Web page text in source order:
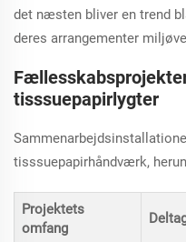
det næsten bliver en trend
deres arrangementer
tisssuepapirlygter
tisssuepapirhåndværk,
Projektets
omfang